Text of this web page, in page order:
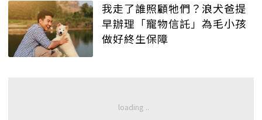
我走了誰照顧牠們？浪犬爸提
早辦理「寵物信託」為毛小孩
做好終生保障